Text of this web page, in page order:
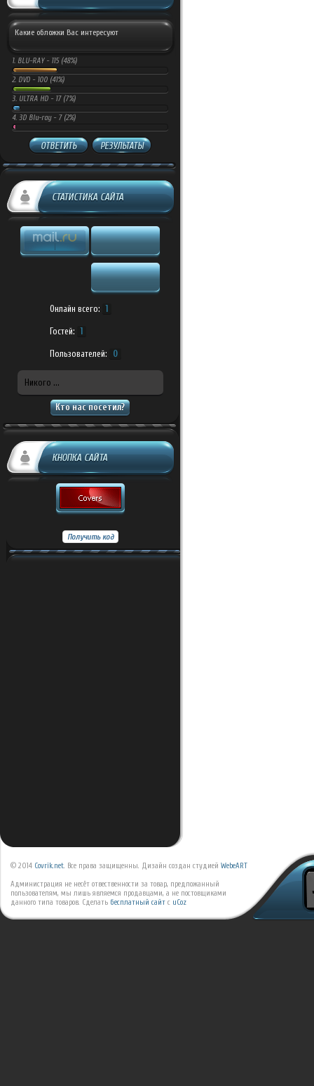
Какие обложки Вас интересуют
1. BLU-RAY - 115 (48%)
2. DVD - 100 (41%)
3. ULTRA HD - 17 (7%)
4. 3D Blu-ray - 7 (2%)
ОТВЕТИТЬ РЕЗУЛЬТАТЫ
СТАТИСТИКА САЙТА
Онлайн всего: 1
Гостей: 1
Пользователей: 0
Никого ...
Кто нас посетил?
КНОПКА САЙТА
© 2014 Covrik.net. Все права защищенны. Дизайн создан студией WebeART
Администрация не несёт отвественности за товар, предложанный
пользователям, мы лишь являемся продавцами, а не постовщиками
данного типа товаров. Сделать бесплатный сайт с uCoz